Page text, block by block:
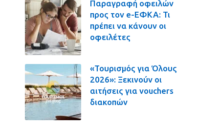
Παραγραφή οφειλών
προς τον e-ΕΦΚΑ: Τι
πρέπει να κάνουν οι
οφειλέτες
«Τουρισμός για Όλους
2026»: Ξεκινούν οι
αιτήσεις για vouchers
διακοπών